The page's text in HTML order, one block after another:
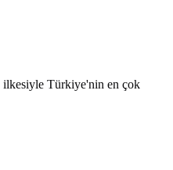
ilkesiyle Türkiye'nin en çok